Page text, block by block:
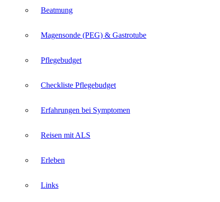
Beatmung
Magensonde (PEG) & Gastrotube
Pflegebudget
Checkliste Pflegebudget
Erfahrungen bei Symptomen
Reisen mit ALS
Erleben
Links